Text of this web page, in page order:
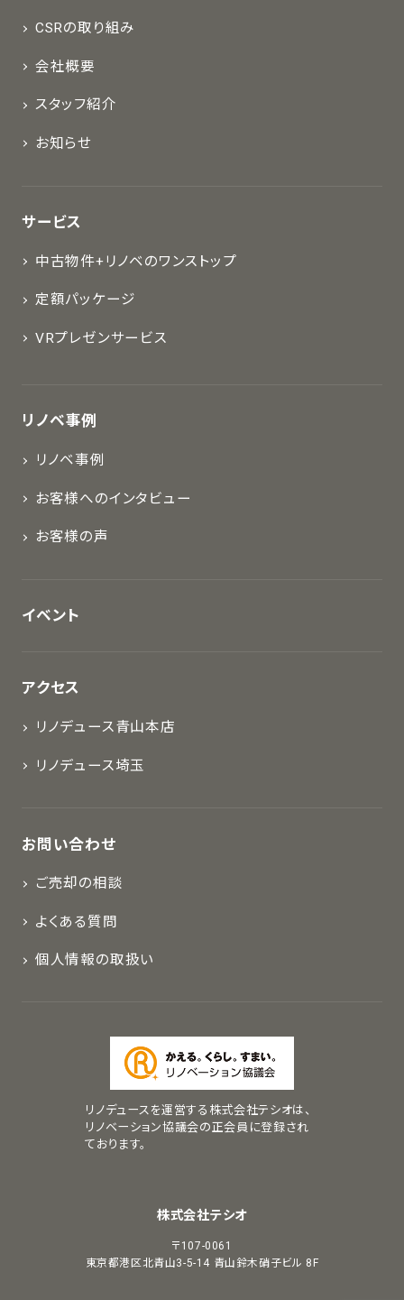
CSRの取り組み
会社概要
スタッフ紹介
お知らせ
サービス
中古物件+リノベのワンストップ
定額パッケージ
VRプレゼンサービス
リノベ事例
リノベ事例
お客様へのインタビュー
お客様の声
イベント
アクセス
リノデュース青山本店
リノデュース埼玉
お問い合わせ
ご売却の相談
よくある質問
個人情報の取扱い
リノデュースを運営する株式会社テシオは、
リノベーション協議会の正会員に登録され
ております。
株式会社テシオ
〒107-0061
東京都港区北青山3-5-14 青山鈴木硝子ビル 8F